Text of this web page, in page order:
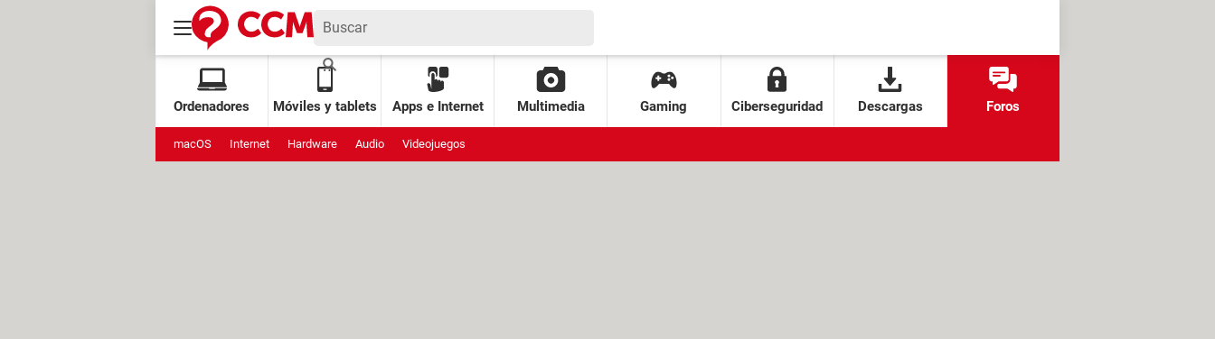
Ordenadores Móviles y tablets Apps e Internet Multimedia Gaming Ciberseguridad Descargas Foros
macOS Internet Hardware Audio Videojuegos